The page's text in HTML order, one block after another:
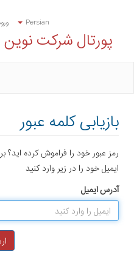
Persian
پورتال شرکت نوین
بازیابی کلمه عبور
رمز عبور خود را فراموش کرده اید؟
ایمیل خود را در زیر وارد کنید
آدرس ایمیل